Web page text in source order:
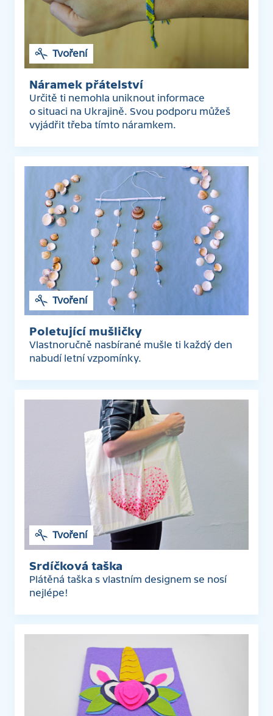
Tvoření
Náramek přátelství
Určitě ti nemohla uniknout informace
o situaci na Ukrajině. Svou podporu můžeš
vyjádřit třeba tímto náramkem.
Tvoření
Poletující mušličky
Vlastnoručně nasbírané mušle ti každý den
nabudí letní vzpomínky.
Tvoření
Srdíčková taška
Plátěná taška s vlastním designem se nosí
nejlépe!